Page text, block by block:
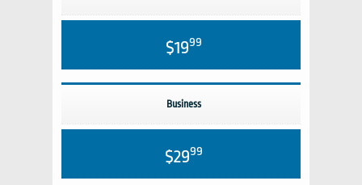
$1999
Business
$2999